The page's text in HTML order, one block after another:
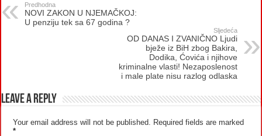
Predhodna
NOVI ZAKON U NJEMAČKOJ:
U penziju tek sa 67 godina ?
Sljedeća
OD DANAS I ZVANIČNO Ljudi
bježe iz BiH zbog Bakira,
Dodika, Ćovića i njihove
kriminalne vlasti! Nezaposlenost
i male plate nisu razlog odlaska
Leave a Reply
Your email address will not be published.
Required fields are marked
*